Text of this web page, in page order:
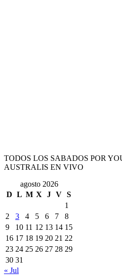
TODOS LOS SABADOS POR
AUSTRALIS EN VIVO
agosto 2026
D L M X J V S
1
2
3 4 5 6 7
8
9
10 11 12 13 14 15
16 17 18 19 20 21 22
23 24 25 26 27 28 29
30 31
« Jul